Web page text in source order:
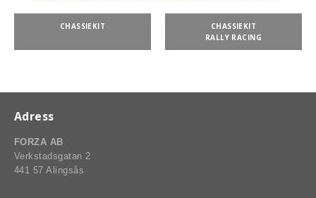
CHASSIEKIT
CHASSIEKIT
RALLY RACING
Adress
FORZA AB
Verkstadsgatan 2
441 57 Alingsås